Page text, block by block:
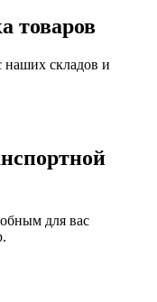
товаров
наших складов и
для вас